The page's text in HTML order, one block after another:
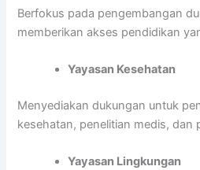
Berfokus pada pengembangan
memberikan akses pendidikan
Yayasan Kesehatan
Menyediakan dukungan untuk
kesehatan, penelitian medis, dan
Yayasan Lingkungan